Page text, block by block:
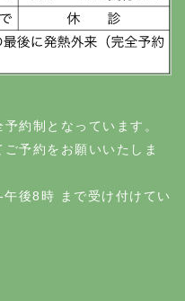
約制となっています。
予約をお願いいたしま
後8時 まで受け付けてい